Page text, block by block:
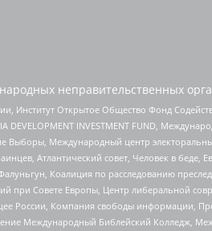
неправительственных
Институт Открытое Общество Фонд
INVESTMENT FUND,
Выборы, Международный центр
Атлантический совет, Человек в
Коалиция по расследованию
при Совете Европы, Центр либеральной
России, Компания свободы информации,
Международный Библейский Колледж,